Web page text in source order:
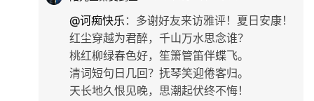
@诃痴快乐 ： 多谢好友来访雅评！夏日安康！
红尘穿越为君醉，千山万水思念谁？
桃红柳绿春色好，笙箫管笛伴蝶飞。
清词短句日几回？抚琴笑迎倦客归。
天长地久恨见晚，思潮起伏终不悔！